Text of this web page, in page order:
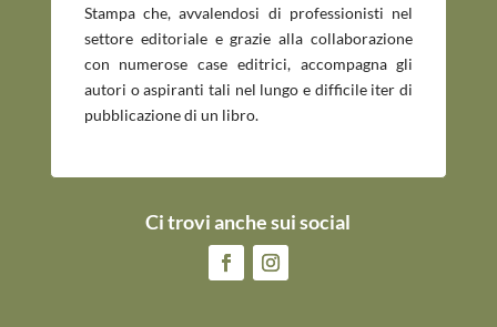
Stampa che, avvalendosi di professionisti nel
settore editoriale e grazie alla collaborazione
con numerose case editrici, accompagna gli
autori o aspiranti tali nel lungo e difficile iter di
pubblicazione di un libro.
Ci trovi anche sui social